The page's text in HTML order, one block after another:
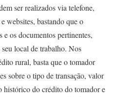
ser realizados via telefone,
websites, bastando que o
e os documentos pertinentes,
local de trabalho. Nos
rural, basta que o tomador
sobre o tipo de transação, valor
histórico do crédito do tomador e